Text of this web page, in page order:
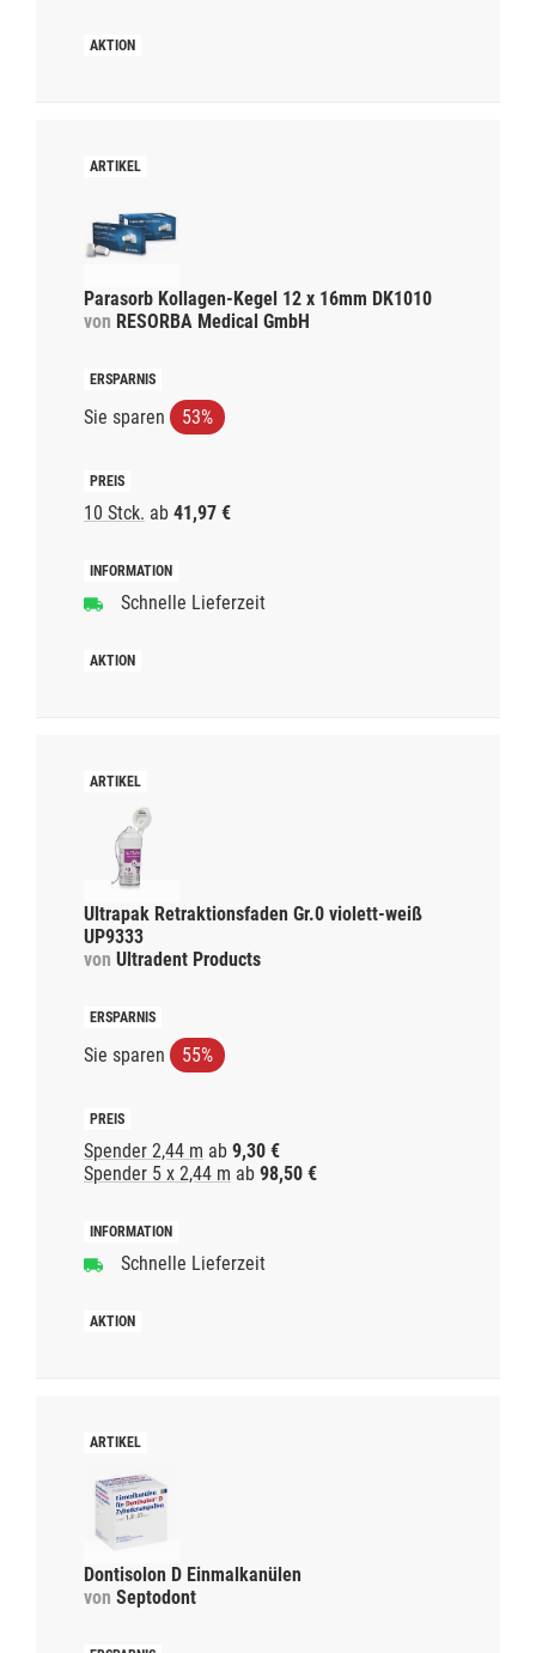
Parasorb Kollagen-Kegel 12 x 16mm DK1010
von RESORBA Medical GmbH
Sie sparen 53%
10 Stck. ab 41,97 €
Schnelle Lieferzeit
Ultrapak Retraktionsfaden Gr.0 violett-weiß
UP9333
von Ultradent Products
Sie sparen 55%
Spender 2,44 m ab 9,30 €
Spender 5 x 2,44 m ab 98,50 €
Schnelle Lieferzeit
Dontisolon D Einmalkanülen
von Septodont